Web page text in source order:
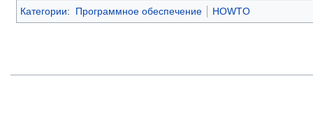
Категории: Программное обеспечение HOWTO